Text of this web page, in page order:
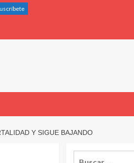
Y SIGUE BAJANDO